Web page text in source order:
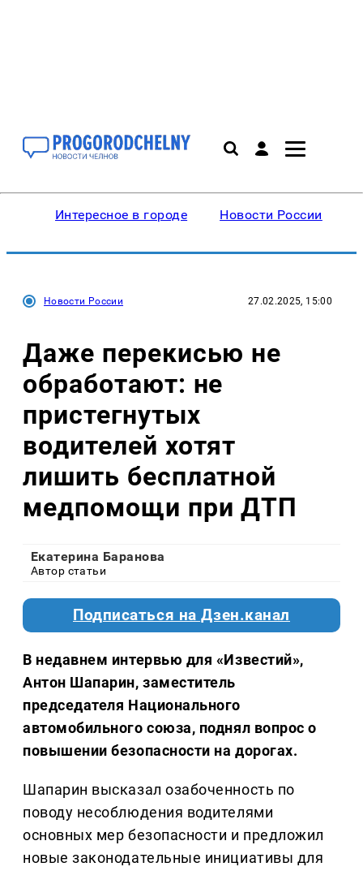
Интересное в городе Новости России
Новости России 27.02.2025, 15:00
Даже перекисью не
обработают: не
пристегнутых
водителей хотят
лишить бесплатной
медпомощи при ДТП
Екатерина Баранова
Автор статьи
Подписаться на Дзен.канал
В недавнем интервью для «Известий»,
Антон Шапарин, заместитель
председателя Национального
автомобильного союза, поднял вопрос о
повышении безопасности на дорогах.
Шапарин высказал озабоченность по
поводу несоблюдения водителями
основных мер безопасности и предложил
новые законодательные инициативы для